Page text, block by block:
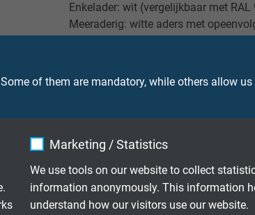
of them are mandatory, while others allow
Marketing / Statistics
We use tools on our website to collect
information anonymously. This information
understand how our visitors use our website.
Enkelader: wit (vergelijkbaar met RAL
Meeraderig: witte aders met
Speciaal SABIX®